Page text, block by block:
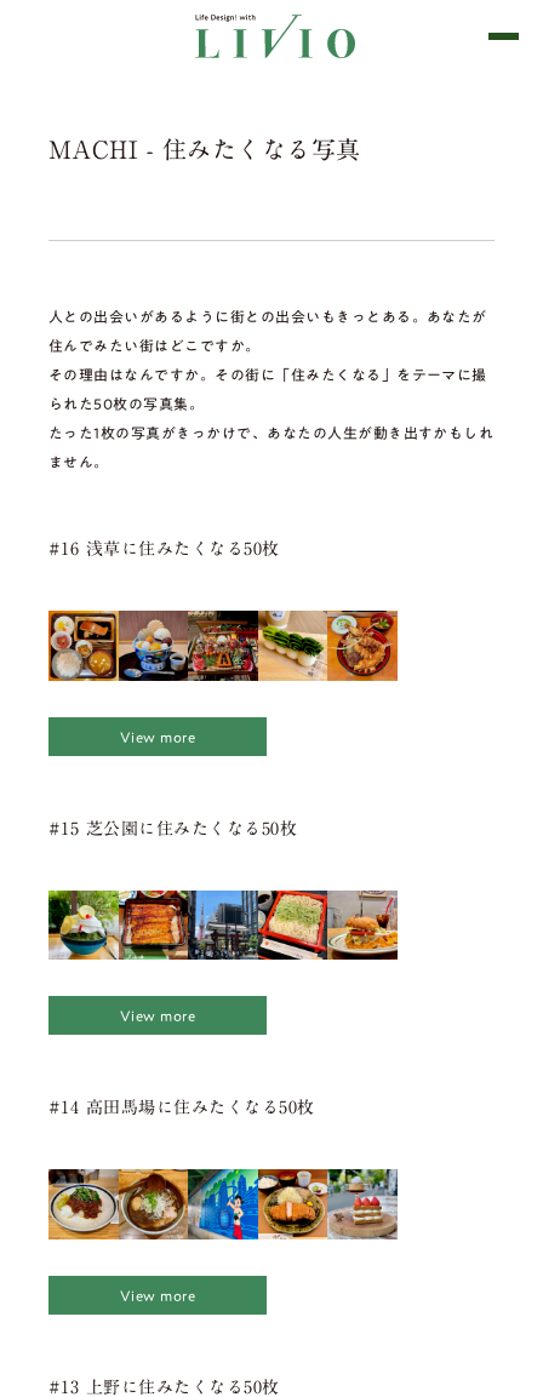
MACHI - 住みたくなる写真
人との出会いがあるように街との出会いもきっとある。あなたが
住んでみたい街はどこですか。
その理由はなんですか。その街に「住みたくなる」をテーマに撮
られた50枚の写真集。
たった1枚の写真がきっかけで、あなたの人生が動き出すかもしれ
ません。
#16 浅草に住みたくなる50枚
View more
#15 芝公園に住みたくなる50枚
View more
#14 高田馬場に住みたくなる50枚
View more
#13 上野に住みたくなる50枚